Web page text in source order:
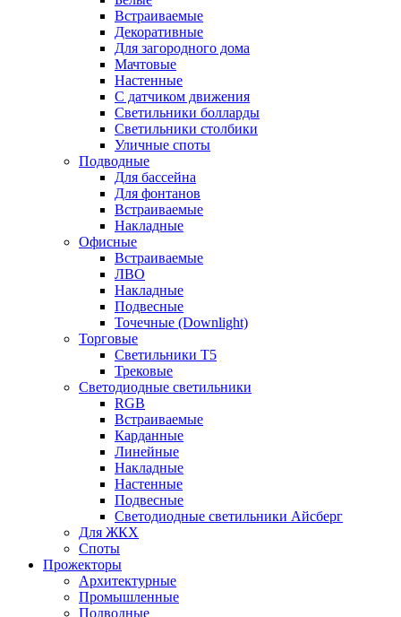
Встраиваемые
Декоративные
Для загородного дома
Мачтовые
Настенные
С датчиком движения
Светильники болларды
Светильники столбики
Уличные споты
Подводные
Для бассейна
Для фонтанов
Встраиваемые
Накладные
Офисные
Встраиваемые
ЛВО
Накладные
Подвесные
Точечные (Downlight)
Торговые
Светильники Т5
Трековые
Светодиодные светильники
RGB
Встраиваемые
Карданные
Линейные
Накладные
Настенные
Подвесные
Светодиодные светильники Айсберг
Для ЖКХ
Споты
Прожекторы
Архитектурные
Промышленные
Подводные